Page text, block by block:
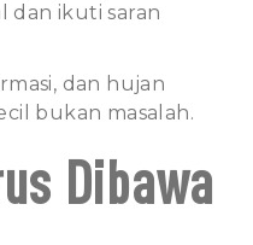
dan ikuti saran
dan hujan
bukan masalah.
Dibawa